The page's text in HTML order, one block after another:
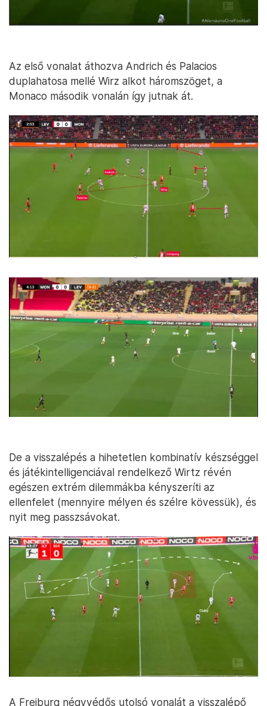
Az első vonalat áthozva Andrich és Palacios
duplahatosa mellé Wirz alkot háromszöget, a
Monaco második vonalán így jutnak át.
De a visszalépés a hihetetlen kombinatív készséggel
és játékintelligenciával rendelkező Wirtz révén
egészen extrém dilemmákba kényszeríti az
ellenfelet (mennyire mélyen és szélre kövessük), és
nyit meg passzsávokat.
A Freiburg négyvédős utolsó vonalát a visszalépő